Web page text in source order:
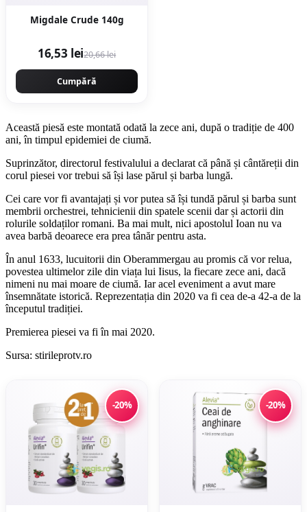
Migdale Crude 140g
16,53 lei20,66 lei
Cumpără
Această piesă este montată odată la zece ani, după o tradiție de 400
ani, în timpul epidemiei de ciumă.
Suprinzător, directorul festivalului a declarat că până și cântăreții din
corul piesei vor trebui să își lase părul și barba lungă.
Cei care vor fi avantajați și vor putea să își tundă părul și barba sunt
membrii orchestrei, tehnicienii din spatele scenii dar și actorii din
rolurile soldaților romani. Ba mai mult, nici apostolul Ioan nu va
avea barbă deoarece era prea tânăr pentru asta.
În anul 1633, lucuitorii din Oberammergau au promis că vor relua,
povestea ultimelor zile din viața lui Iisus, la fiecare zece ani, dacă
nimeni nu mai moare de ciumă. Iar acel eveniment a avut mare
însemnătate istorică. Reprezentația din 2020 va fi cea de-a 42-a de la
începutul tradiției.
Premierea piesei va fi în mai 2020.
Sursa: stirileprotv.ro
-20% -20%